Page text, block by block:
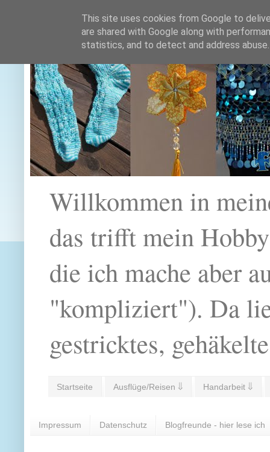
Willkommen in
das trifft mein
die ich mache aber
"kompliziert"). Da
gestricktes,
Startseite Ausflüge/Reisen ⇓ Handarbeit ⇓
Impressum Datenschutz Blogfreunde - hier lese ich
This site uses cookies from Google to
are shared with Google along with
statistics, and to detect and address abuse.